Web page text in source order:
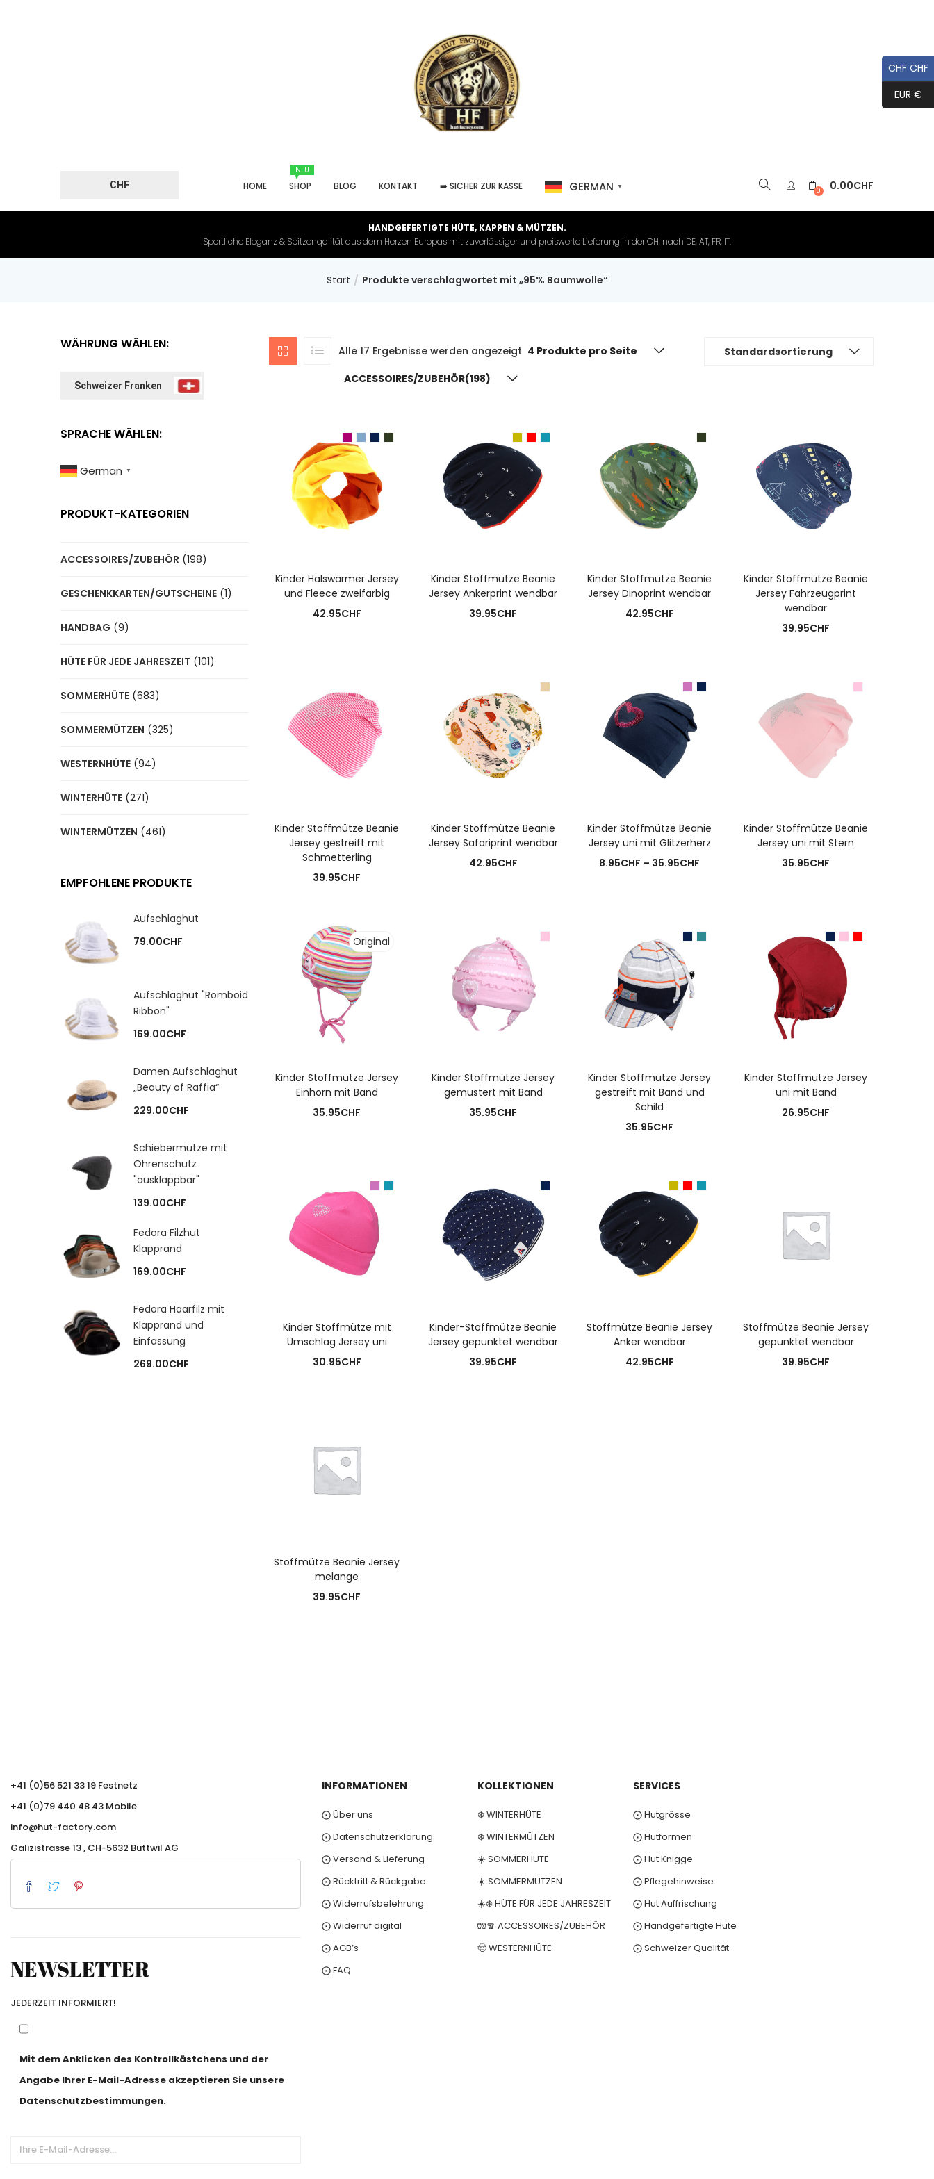
CHF HOME
NEU
SHOP BLOG KONTAKT ➡️ SICHER ZUR KASSE GERMAN ▼ 0 0.00CHF
HANDGEFERTIGTE HÜTE, KAPPEN & MÜTZEN.
Sportliche Eleganz & Spitzenqalität aus dem Herzen Europas mit zuverlässiger und preiswerte Lieferung in der CH, nach DE, AT, FR, IT.
Start Produkte verschlagwortet mit „95% Baumwolle“
Alle 17 Ergebnisse werden angezeigt Standardsortierung
4 Produkte pro Seite
ACCESSOIRES/ZUBEHÖR(198)
Kinder Halswärmer Jersey
und Fleece zweifarbig
42.95CHF
Kinder Stoffmütze Beanie
Jersey Ankerprint wendbar
39.95CHF
Kinder Stoffmütze Beanie
Jersey Dinoprint wendbar
42.95CHF
Kinder Stoffmütze Beanie
Jersey Fahrzeugprint
wendbar
39.95CHF
Kinder Stoffmütze Beanie
Jersey gestreift mit
Schmetterling
39.95CHF
Kinder Stoffmütze Beanie
Jersey Safariprint wendbar
42.95CHF
Kinder Stoffmütze Beanie
Jersey uni mit Glitzerherz
8.95CHF – 35.95CHF
Kinder Stoffmütze Beanie
Jersey uni mit Stern
35.95CHF
Original
Kinder Stoffmütze Jersey
Einhorn mit Band
35.95CHF
Kinder Stoffmütze Jersey
gemustert mit Band
35.95CHF
Kinder Stoffmütze Jersey
gestreift mit Band und
Schild
35.95CHF
Kinder Stoffmütze Jersey
uni mit Band
26.95CHF
Kinder Stoffmütze mit
Umschlag Jersey uni
30.95CHF
Kinder-Stoffmütze Beanie
Jersey gepunktet wendbar
39.95CHF
Stoffmütze Beanie Jersey
Anker wendbar
42.95CHF
Stoffmütze Beanie Jersey
gepunktet wendbar
39.95CHF
Stoffmütze Beanie Jersey
melange
39.95CHF
WÄHRUNG WÄHLEN:
Schweizer Franken
SPRACHE WÄHLEN:
German ▼
PRODUKT-KATEGORIEN
ACCESSOIRES/ZUBEHÖR (198)
GESCHENKKARTEN/GUTSCHEINE (1)
HANDBAG (9)
HÜTE FÜR JEDE JAHRESZEIT (101)
SOMMERHÜTE (683)
SOMMERMÜTZEN (325)
WESTERNHÜTE (94)
WINTERHÜTE (271)
WINTERMÜTZEN (461)
EMPFOHLENE PRODUKTE
Aufschlaghut
79.00CHF
Aufschlaghut "Romboid
Ribbon"
169.00CHF
Damen Aufschlaghut
„Beauty of Raffia“
229.00CHF
Schiebermütze mit
Ohrenschutz
"ausklappbar"
139.00CHF
Fedora Filzhut
Klapprand
169.00CHF
Fedora Haarfilz mit
Klapprand und
Einfassung
269.00CHF
+41 (0)56 521 33 19 Festnetz
+41 (0)79 440 48 43 Mobile
info@hut-factory.com
Galizistrasse 13 , CH-5632 Buttwil AG
NEWSLETTER
JEDERZEIT INFORMIERT!
Mit dem Anklicken des Kontrollkästchens und der
Angabe Ihrer E-Mail-Adresse akzeptieren Sie unsere
Datenschutzbestimmungen.
INFORMATIONEN
⨀ Über uns
⨀ Datenschutzerklärung
⨀ Versand & Lieferung
⨀ Rücktritt & Rückgabe
⨀ Widerrufsbelehrung
⨀ Widerruf digital
⨀ AGB’s
⨀ FAQ
KOLLEKTIONEN
❄️ WINTERHÜTE
❄️ WINTERMÜTZEN
☀️ SOMMERHÜTE
☀️ SOMMERMÜTZEN
☀️❄️ HÜTE FÜR JEDE JAHRESZEIT
🧤🧣 ACCESSOIRES/ZUBEHÖR
🤠 WESTERNHÜTE
SERVICES
⨀ Hutgrösse
⨀ Hutformen
⨀ Hut Knigge
⨀ Pflegehinweise
⨀ Hut Auffrischung
⨀ Handgefertigte Hüte
⨀ Schweizer Qualität
CHF CHF
EUR €